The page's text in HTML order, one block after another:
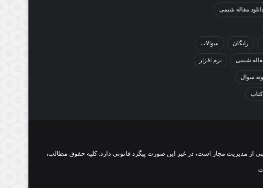
دانلود مقاله شیمی
رایگان سوالات
شیمی نرم افزار
سوال
کتاب
مدیریت مجاز است، در غیر این صورت پیگرد قانونی دارد. کلیه حقوق مطالب،